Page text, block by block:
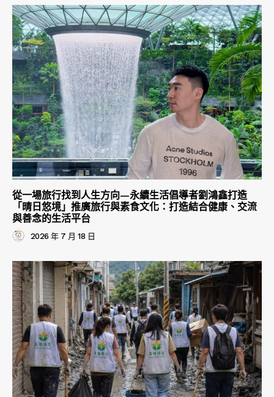
從一場旅行找到人生方向—永續生活倡導者劉鴻鑫打造
「晴日悠境」推廣旅行與素食文化：打造結合健康、交流
與善念的生活平台
2026 年 7 月 18 日